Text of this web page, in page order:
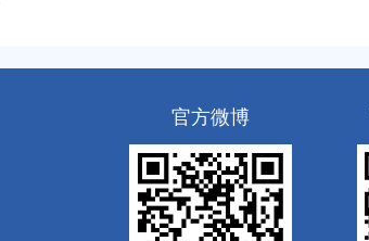
官方微博